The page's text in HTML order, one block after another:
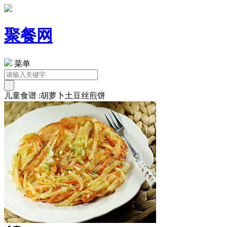
聚餐网
菜单
儿童食谱 :胡萝卜土豆丝煎饼